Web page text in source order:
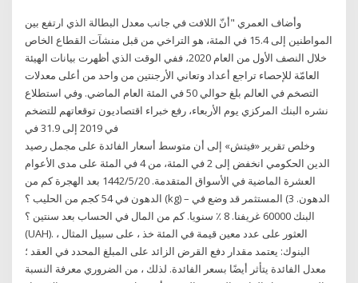
وأضاف العمري "أنّ اللافت في جانب معدل البطالة الذي ارتفع بين
المواطنين إلى 15.4 في المئة، هو التراخي من قبل منشآت القطاع الخاص
خلال النصف الأول من العام 2020، ففي الوقت الذي أظهرت بيانات الهيئة
العامّة للإحصاء تراجع أعداد وتعاني الأرجنتين من واحد من أعلى معدلات
التصخم في العالم بلغ حوالي 50 في المئة العام الماضي. وفي استطلاع
نشره البنك المركزي يوم الأربعاء، رفع خبراء اقتصاديون توقعاتهم للتضخم
في 2019 إلى 31.9 في
وخلص تقرير «فيتش» إلى أن متوسط أسعار الفائدة على مجمل رصيد
الدين الحكومي انخفض إلى 2 في المئة، من 4 في المئة على مدى الأعوام
العشرة الماضية في الأسواق المتقدمة. 20‏‏/5‏‏/1442 بعد الهجرة كم من
الدهون في 54 كجم من الحليب ؟ (kg) – الدهون. 3) المستثمر قد وضع في
البنك 60000 غريفنا. 8 ٪ سنويا. كم من المال في الحساب بعد سنتين ؟
(UAH). العثور على عدد معين قيمة في المئة خذ ، على سبيل المثال ،
البنوك: يعتمد مقدار دفع القرض الزائد على المبلغ المحدد في العقد ؛
معدل الفائدة يتأثر أيضًا بسعر الفائدة. لذلك ، من الضروري معرفة النسبة